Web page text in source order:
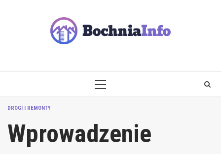
PRIMARY
DROGI I REMONTY
Wprowadzenie